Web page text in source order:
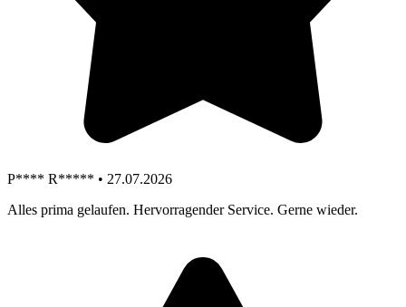
P**** R***** • 27.07.2026
Alles prima gelaufen. Hervorragender Service. Gerne wieder.